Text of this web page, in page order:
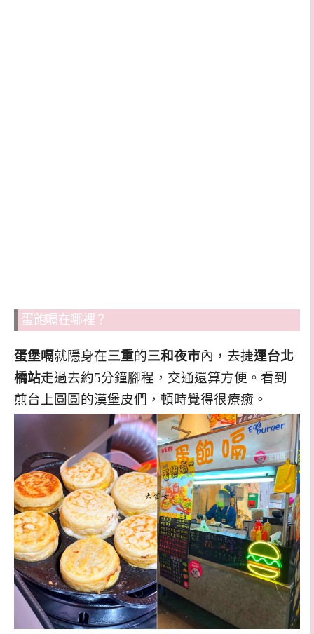
蛋飽嗝在哪裡？
蛋堡嗝就隱身在三重的三和夜市內，去捷運台北
橋站走過去約5分鐘腳程，交通還算方便。看到
煎台上圓圓的漢堡皮們，頓時覺得很療癒。